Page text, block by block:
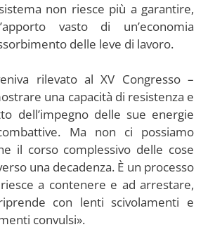
non riesce più a garantire,
vasto di un’economia
delle leve di lavoro.
rilevato al XV Congresso –
una capacità di resistenza e
dell’impegno delle sue energie
Ma non ci possiamo
il corso complessivo delle cose
una decadenza. È un processo
a contenere e ad arrestare,
con lenti scivolamenti e
convulsi».